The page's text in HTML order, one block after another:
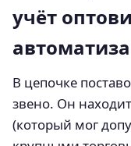
учёт
В цепочке
звено. Он
(который мог